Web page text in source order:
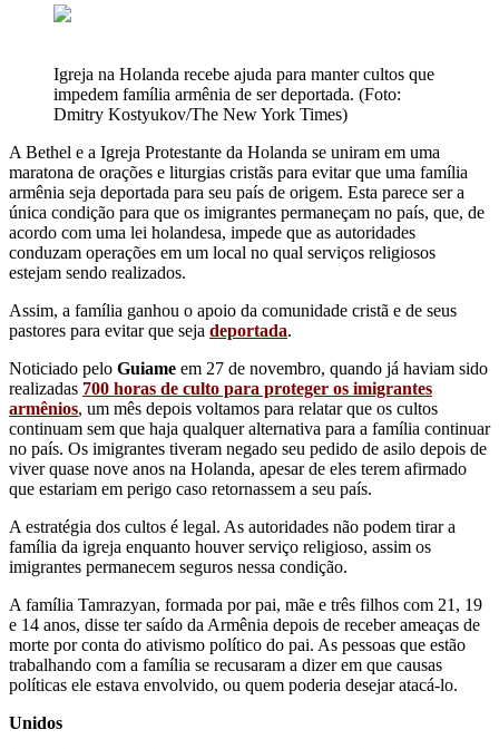
Igreja na Holanda recebe ajuda para manter cultos que
impedem família armênia de ser deportada. (Foto:
Dmitry Kostyukov/The New York Times)
A Bethel e a Igreja Protestante da Holanda se uniram em uma
maratona de orações e liturgias cristãs para evitar que uma família
armênia seja deportada para seu país de origem. Esta parece ser a
única condição para que os imigrantes permaneçam no país, que, de
acordo com uma lei holandesa, impede que as autoridades
conduzam operações em um local no qual serviços religiosos
estejam sendo realizados.
Assim, a família ganhou o apoio da comunidade cristã e de seus
pastores para evitar que seja deportada.
Noticiado pelo Guiame em 27 de novembro, quando já haviam sido
realizadas 700 horas de culto para proteger os imigrantes
armênios, um mês depois voltamos para relatar que os cultos
continuam sem que haja qualquer alternativa para a família continuar
no país. Os imigrantes tiveram negado seu pedido de asilo depois de
viver quase nove anos na Holanda, apesar de eles terem afirmado
que estariam em perigo caso retornassem a seu país.
A estratégia dos cultos é legal. As autoridades não podem tirar a
família da igreja enquanto houver serviço religioso, assim os
imigrantes permanecem seguros nessa condição.
A família Tamrazyan, formada por pai, mãe e três filhos com 21, 19
e 14 anos, disse ter saído da Armênia depois de receber ameaças de
morte por conta do ativismo político do pai. As pessoas que estão
trabalhando com a família se recusaram a dizer em que causas
políticas ele estava envolvido, ou quem poderia desejar atacá-lo.
Unidos